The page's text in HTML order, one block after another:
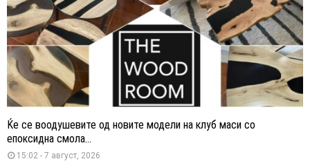
Ќе се воодушевите од новите модели на клуб маси со
епоксидна смола...
15:02 - 7 август, 2026